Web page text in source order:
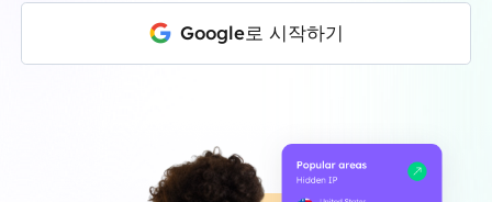
Google로 시작하기